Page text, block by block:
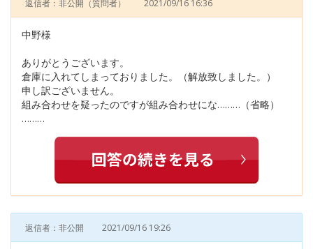
返信者：非公開 （質問者） 2021/09/16 16:36
中野様
ありがとうございます。
倉庫に入れてしまっておりました。（解放致しました。）
申し訳ございません。
組み合わせを疑ったのですが組み合わせにな………（省略）
………
返信者：非公開 2021/09/16 19:26